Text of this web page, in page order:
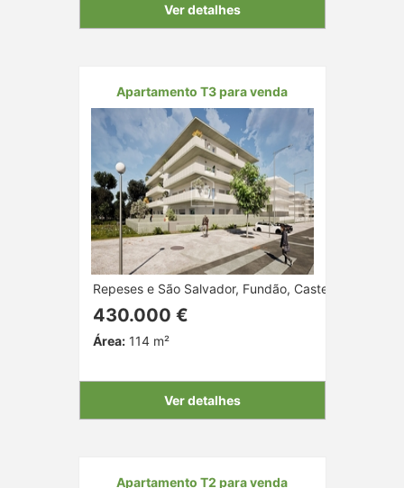
Ver detalhes
Apartamento T3 para venda
Repeses e São Salvador, Fundão, Castelo Branco
430.000 €
Área:114 m²
Ver detalhes
Apartamento T2 para venda